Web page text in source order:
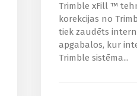
Trimble xFill ™
korekcijas no
tiek zaudēts
apgabalos, kur
Trimble sistēma...